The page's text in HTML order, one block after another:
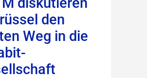
den
Weg in die